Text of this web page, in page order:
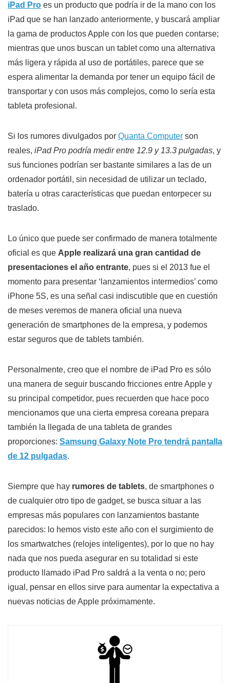
iPad Pro es un producto que podría ir de la mano con los
iPad que se han lanzado anteriormente, y buscará ampliar
la gama de productos Apple con los que pueden contarse;
mientras que unos buscan un tablet como una alternativa
más ligera y rápida al uso de portátiles, parece que se
espera alimentar la demanda por tener un equipo fácil de
transportar y con usos más complejos, como lo sería esta
tableta profesional.
Si los rumores divulgados por Quanta Computer son
reales, iPad Pro podría medir entre 12.9 y 13.3 pulgadas, y
sus funciones podrían ser bastante similares a las de un
ordenador portátil, sin necesidad de utilizar un teclado,
batería u otras características que puedan entorpecer su
traslado.
Lo único que puede ser confirmado de manera totalmente
oficial es que Apple realizará una gran cantidad de
presentaciones el año entrante, pues si el 2013 fue el
momento para presentar ‘lanzamientos intermedios’ como
iPhone 5S, es una señal casi indiscutible que en cuestión
de meses veremos de manera oficial una nueva
generación de smartphones de la empresa, y podemos
estar seguros que de tablets también.
Personalmente, creo que el nombre de iPad Pro es sólo
una manera de seguir buscando fricciones entre Apple y
su principal competidor, pues recuerden que hace poco
mencionamos que una cierta empresa coreana prepara
también la llegada de una tableta de grandes
proporciones: Samsung Galaxy Note Pro tendrá pantalla
de 12 pulgadas.
Siempre que hay rumores de tablets, de smartphones o
de cualquier otro tipo de gadget, se busca situar a las
empresas más populares con lanzamientos bastante
parecidos: lo hemos visto este año con el surgimiento de
los smartwatches (relojes inteligentes), por lo que no hay
nada que nos pueda asegurar en su totalidad si este
producto llamado iPad Pro saldrá a la venta o no; pero
igual, pensar en ellos sirve para aumentar la expectativa a
nuevas noticias de Apple próximamente.